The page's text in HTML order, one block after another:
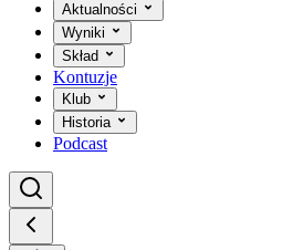
Aktualności
Wyniki
Skład
Kontuzje
Klub
Historia
Podcast